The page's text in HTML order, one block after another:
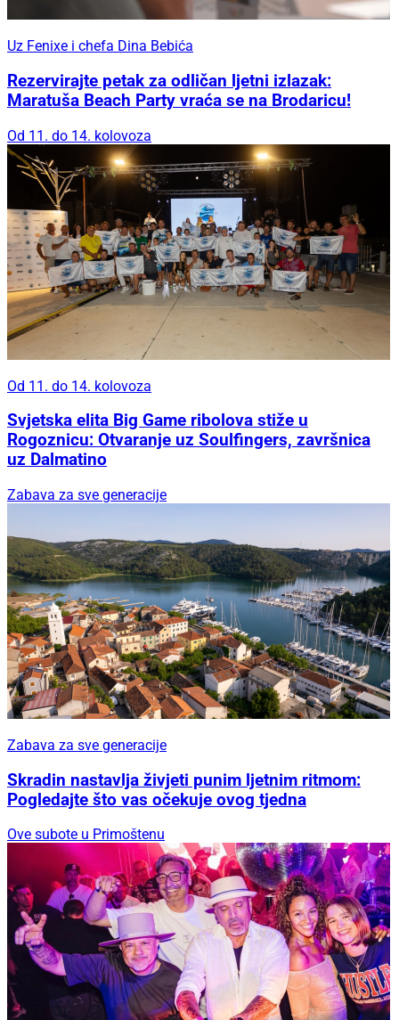
Uz Fenixe i chefa Dina Bebića
Rezervirajte petak za odličan ljetni izlazak:
Maratuša Beach Party vraća se na Brodaricu!
Od 11. do 14. kolovoza
Od 11. do 14. kolovoza
Svjetska elita Big Game ribolova stiže u
Rogoznicu: Otvaranje uz Soulfingers, završnica
uz Dalmatino
Zabava za sve generacije
Zabava za sve generacije
Skradin nastavlja živjeti punim ljetnim ritmom:
Pogledajte što vas očekuje ovog tjedna
Ove subote u Primoštenu